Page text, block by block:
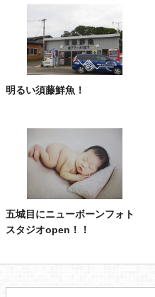
明るい須藤鮮魚！
五城目にニューボーンフォト
スタジオopen！！